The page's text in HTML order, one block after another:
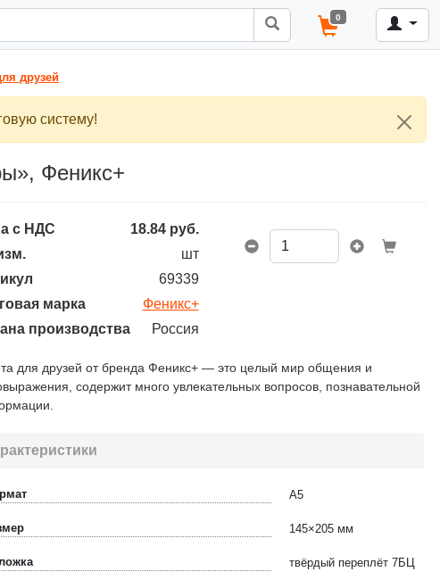
0
друзей
систему!
Феникс+
с НДС 18.84руб.
шт
69339
марка
Феникс+
производства
Россия
для друзей от бренда Феникс+ — это целый мир общения и
содержит много увлекательных вопросов, познавательной
А5
145×205 мм
твёрдый переплёт 7БЦ